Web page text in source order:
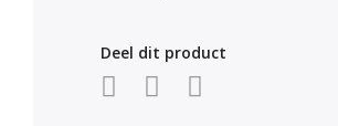
Deel dit product